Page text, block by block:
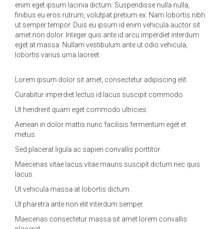
enim eget ipsum lacinia dictum. Suspendisse nulla nulla,
finibus eu eros rutrum, volutpat pretium ex. Nam lobortis nibh
ut semper tempor. Duis eu ipsum id enim vehicula auctor sit
amet non dolor. Integer quis ante id arcu imperdiet interdum
eget at massa. Nullam vestibulum ante ut odio vehicula,
lobortis varius urna laoreet.
Lorem ipsum dolor sit amet, consectetur adipiscing elit.
Curabitur imperdiet lectus id lacus suscipit commodo.
Ut hendrerit quam eget commodo ultricies.
Aenean in dolor mattis nunc facilisis fermentum eget et
metus.
Sed placerat ligula ac sapien convallis porttitor.
Maecenas vitae lacus vitae mauris suscipit dictum nec quis
lacus.
Ut vehicula massa at lobortis dictum.
Ut pharetra ante non elit interdum semper.
Maecenas consectetur massa sit amet lorem convallis